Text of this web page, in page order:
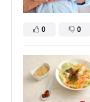
0 0